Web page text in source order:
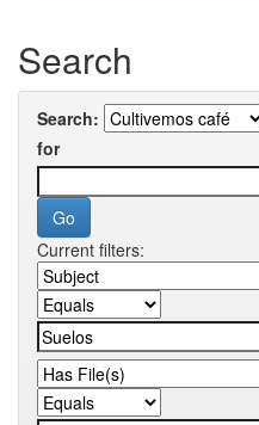
Search
Search:
for
Current filters: